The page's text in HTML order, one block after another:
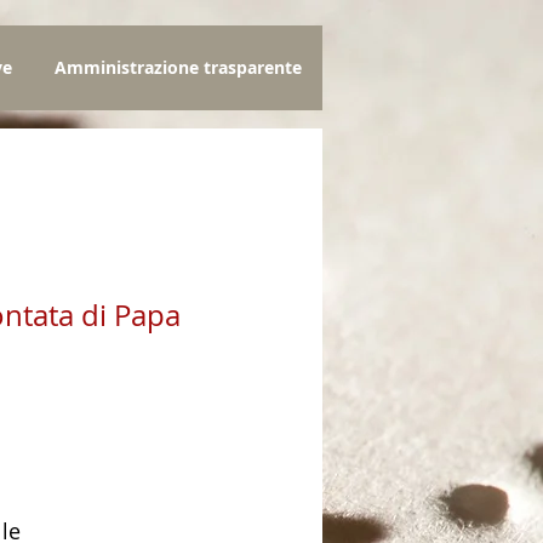
Amministrazione trasparente
di Papa